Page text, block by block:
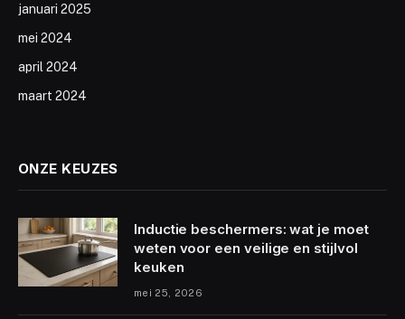
januari 2025
mei 2024
april 2024
maart 2024
ONZE KEUZES
Inductie beschermers: wat je moet
weten voor een veilige en stijlvol
keuken
mei 25, 2026